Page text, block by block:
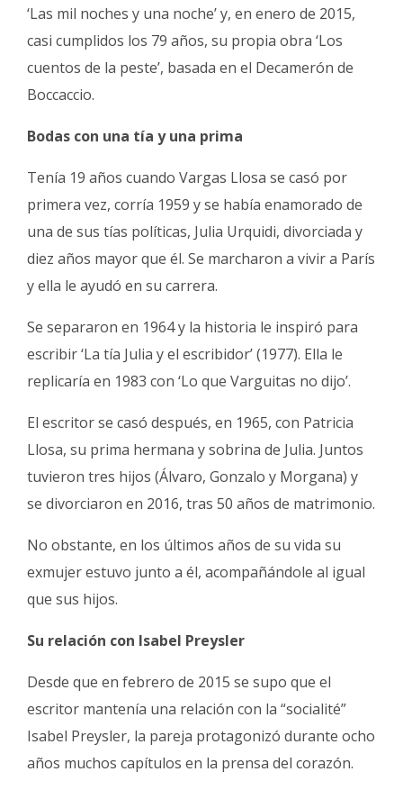
‘Las mil noches y una noche’ y, en enero de 2015,
casi cumplidos los 79 años, su propia obra ‘Los
cuentos de la peste’, basada en el Decamerón de
Boccaccio.
Bodas con una tía y una prima
Tenía 19 años cuando Vargas Llosa se casó por
primera vez, corría 1959 y se había enamorado de
una de sus tías políticas, Julia Urquidi, divorciada y
diez años mayor que él. Se marcharon a vivir a París
y ella le ayudó en su carrera.
Se separaron en 1964 y la historia le inspiró para
escribir ‘La tía Julia y el escribidor’ (1977). Ella le
replicaría en 1983 con ‘Lo que Varguitas no dijo’.
El escritor se casó después, en 1965, con Patricia
Llosa, su prima hermana y sobrina de Julia. Juntos
tuvieron tres hijos (Álvaro, Gonzalo y Morgana) y
se divorciaron en 2016, tras 50 años de matrimonio.
No obstante, en los últimos años de su vida su
exmujer estuvo junto a él, acompañándole al igual
que sus hijos.
Su relación con Isabel Preysler
Desde que en febrero de 2015 se supo que el
escritor mantenía una relación con la “socialité”
Isabel Preysler, la pareja protagonizó durante ocho
años muchos capítulos en la prensa del corazón.